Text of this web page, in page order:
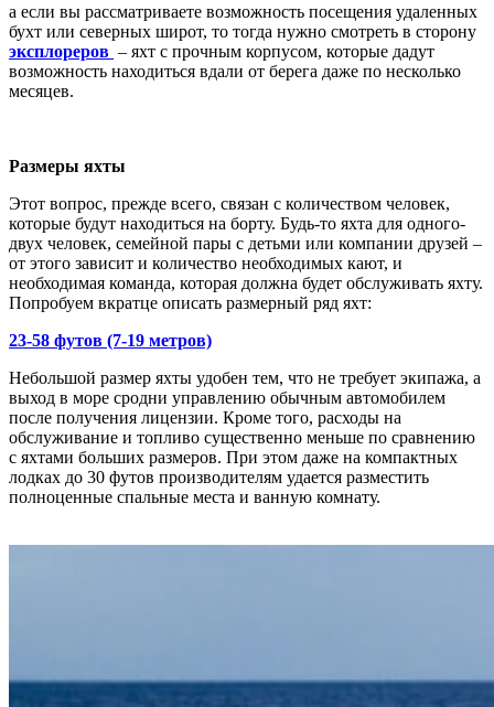
а если вы рассматриваете возможность посещения удаленных
бухт или северных широт, то тогда нужно смотреть в сторону
эксплореров – яхт с прочным корпусом, которые дадут
возможность находиться вдали от берега даже по несколько
месяцев.
Размеры яхты
Этот вопрос, прежде всего, связан с количеством человек,
которые будут находиться на борту. Будь-то яхта для одного-
двух человек, семейной пары с детьми или компании друзей –
от этого зависит и количество необходимых кают, и
необходимая команда, которая должна будет обслуживать яхту.
Попробуем вкратце описать размерный ряд яхт:
23-58 футов (7-19 метров)
Небольшой размер яхты удобен тем, что не требует экипажа, а
выход в море сродни управлению обычным автомобилем
после получения лицензии. Кроме того, расходы на
обслуживание и топливо существенно меньше по сравнению
с яхтами больших размеров. При этом даже на компактных
лодках до 30 футов производителям удается разместить
полноценные спальные места и ванную комнату.